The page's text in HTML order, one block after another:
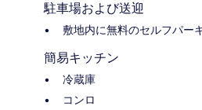
駐車場および送迎
敷地内に無料のセルフパー
簡易キッチン
冷蔵庫
コンロ